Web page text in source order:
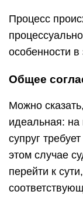
Процесс
особенности в
Общее
Можно
идеальная: на
супруг
этом случае
перейти к